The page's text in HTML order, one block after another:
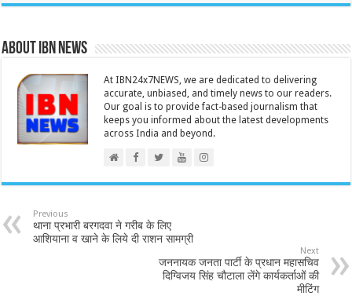
About IBN NEWS
At IBN24x7NEWS, we are dedicated to delivering
accurate, unbiased, and timely news to our readers.
Our goal is to provide fact-based journalism that
keeps you informed about the latest developments
across India and beyond.
Previous
थाना प्रभारी बरगदवा ने गरीब के लिए
आशियाना व खाने के लिये दी राशन सामग्री
Next
जननायक जनता पार्टी के प्रधान महासचिव
दिग्विजय सिंह चौटाला लेंगे कार्यकर्ताओं की
मीटिंग